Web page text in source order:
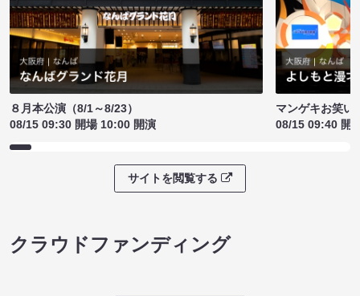
８月本公演（8/1～8/23）
08/15 09:30 開場 10:00 開演
マンゲキお笑い
08/15 09:40 開
サイトを閲覧する
クラウドファンディング